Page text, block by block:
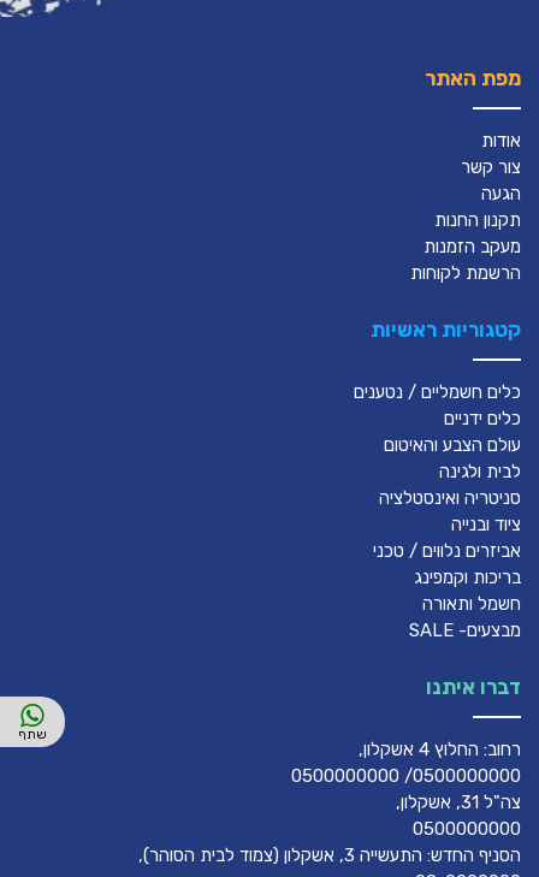
מפת האתר
אודות
צור קשר
הגעה
תקנון החנות
מעקב הזמנות
הרשמת לקוחות
קטגוריות ראשיות
כלים חשמליים / נטענים
כלים ידניים
עולם הצבע והאיטום
לבית ולגינה
סניטריה ואינסטלציה
ציוד ובנייה
אביזרים נלווים / טכני
בריכות וקמפינג
חשמל ותאורה
מבצעים- SALE
דברו איתנו
רחוב: החלוץ 4 אשקלון,
0500000000/ 0500000000
צה"ל 31, אשקלון,
0500000000
הסניף החדש: התעשייה 3, אשקלון (צמוד לבית הסוהר),